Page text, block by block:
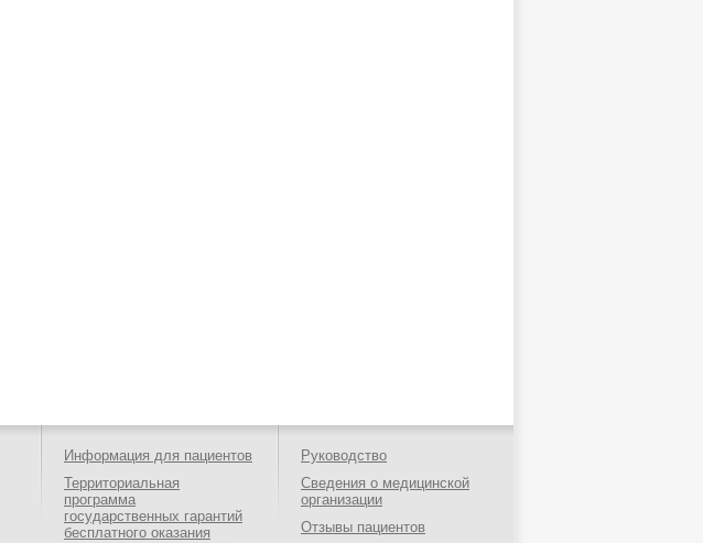
Информация для пациентов
Территориальная
программа
государственных гарантий
бесплатного оказания
Руководство
Сведения о медицинской
организации
Отзывы пациентов